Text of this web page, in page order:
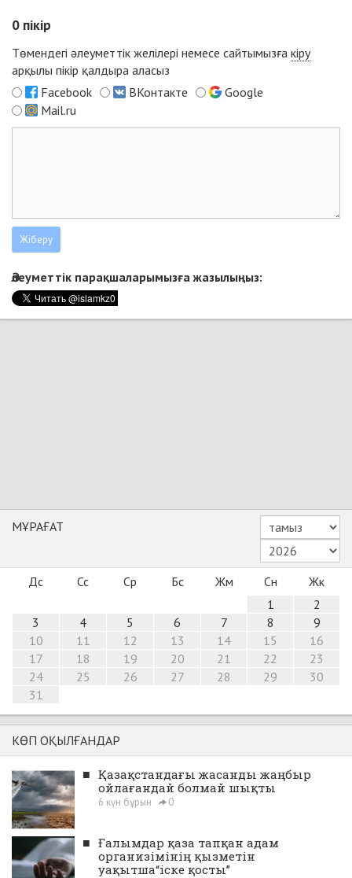
0 пікір
Төмендегі әлеуметтік желілері немесе сайтымызға кіру
арқылы пікір қалдыра аласыз
Facebook
ВКонтакте
Google
Mail.ru
Әлеуметтік парақшаларымызға жазылыңыз:
МҰРАҒАТ
Дс Сс Ср Бс Жм Сн
Жк
1
2
3
4 5 6 7 8
9
10
11 12 13 14 15
16
17
18 19 20 21 22
23
24
25 26 27 28 29
30
31
КӨП ОҚЫЛҒАНДАР
■ Қазақстандағы жасанды жаңбыр
ойлағандай болмай шықты
6 күн бұрын 0
■ Ғалымдар қаза тапқан адам
организімінің қызметін
уақытша“іске қосты”